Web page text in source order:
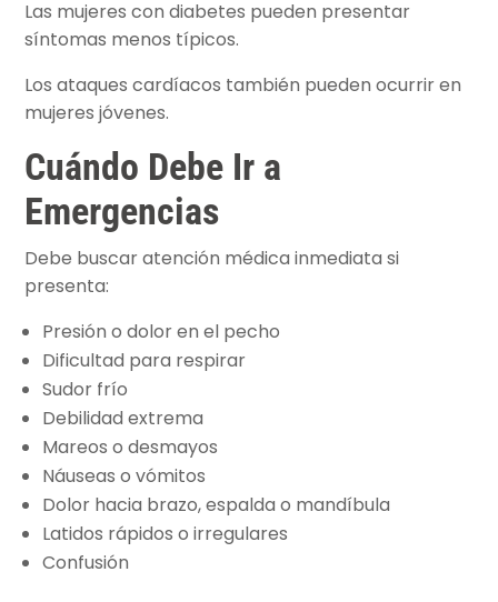
Las mujeres con diabetes pueden presentar
síntomas menos típicos.
Los ataques cardíacos también pueden ocurrir en
mujeres jóvenes.
Cuándo Debe Ir a
Emergencias
Debe buscar atención médica inmediata si
presenta:
Presión o dolor en el pecho
Dificultad para respirar
Sudor frío
Debilidad extrema
Mareos o desmayos
Náuseas o vómitos
Dolor hacia brazo, espalda o mandíbula
Latidos rápidos o irregulares
Confusión